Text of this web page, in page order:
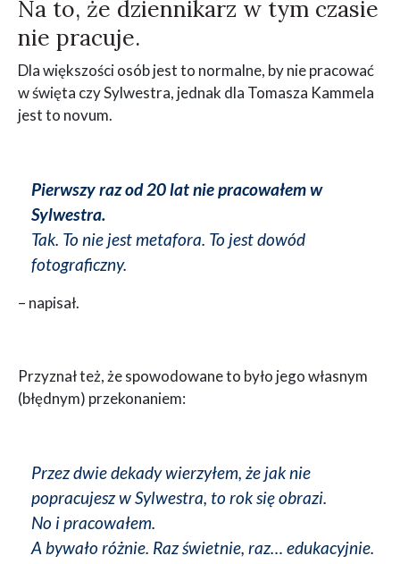
Na to, że dziennikarz w tym czasie
nie pracuje.
Dla większości osób jest to normalne, by nie pracować
w święta czy Sylwestra, jednak dla Tomasza Kammela
jest to novum.
Pierwszy raz od 20 lat nie pracowałem w
Sylwestra.
Tak. To nie jest metafora. To jest dowód
fotograficzny.
– napisał.
Przyznał też, że spowodowane to było jego własnym
(błędnym) przekonaniem:
Przez dwie dekady wierzyłem, że jak nie
popracujesz w Sylwestra, to rok się obrazi.
No i pracowałem.
A bywało różnie. Raz świetnie, raz… edukacyjnie.